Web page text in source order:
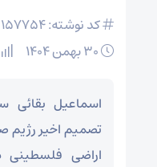
کد نوشته: 157754
اسماعیل بقائی
تصمیم اخیر رژیم
اراضی فلسطینی